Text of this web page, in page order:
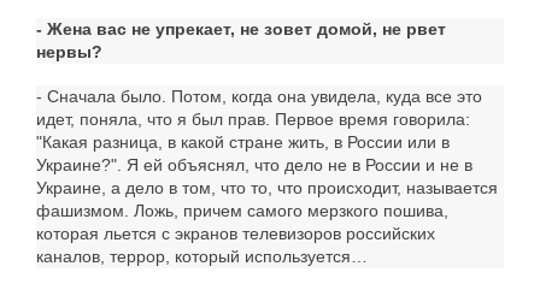
- Жена вас не упрекает, не зовет домой, не рвет
нервы?
- Сначала было. Потом, когда она увидела, куда все это
идет, поняла, что я был прав. Первое время говорила:
"Какая разница, в какой стране жить, в России или в
Украине?". Я ей объяснял, что дело не в России и не в
Украине, а дело в том, что то, что происходит, называется
фашизмом. Ложь, причем самого мерзкого пошива,
которая льется с экранов телевизоров российских
каналов, террор, который используется…